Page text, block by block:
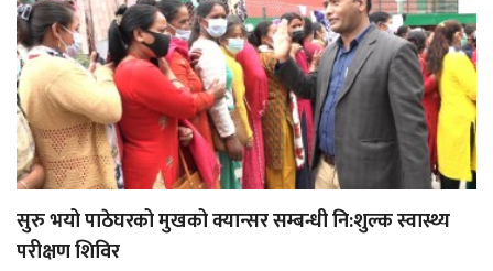
सुरु भयो पाठेघरको मुखको क्यान्सर सम्बन्धी नि:शुल्क स्वास्थ्य
परीक्षण शिविर